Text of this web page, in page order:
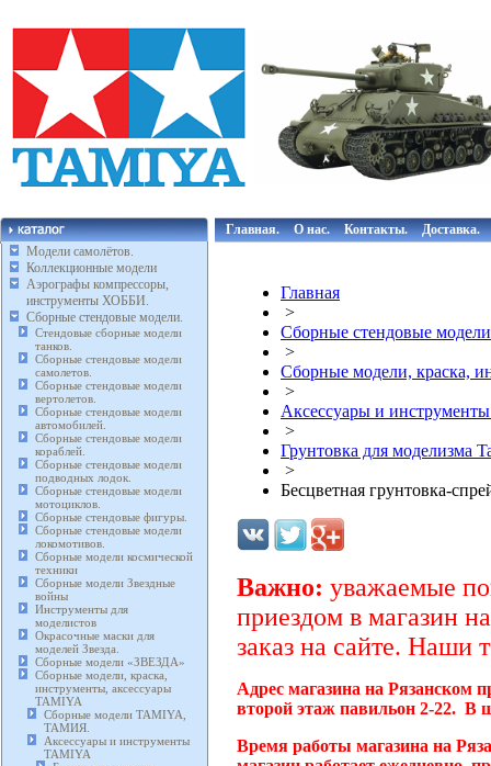
Модели самолётов.
Коллекционные модели
Аэрографы компрессоры,
инструменты ХОББИ.
Сборные стендовые модели.
Стендовые сборные модели
танков.
Сборные стендовые модели
самолетов.
Сборные стендовые модели
вертолетов.
Сборные стендовые модели
автомобилей.
Сборные стендовые модели
кораблей.
Сборные стендовые модели
подводных лодок.
Сборные стендовые модели
мотоциклов.
Сборные стендовые фигуры.
Сборные стендовые модели
локомотивов.
Сборные модели космической
техники
Сборные модели Звездные
войны
Инструменты для
моделистов
Окрасочные маски для
моделей Звезда.
Сборные модели «ЗВЕЗДА»
Сборные модели, краска,
инструменты, аксессуары
TAMIYA
Сборные модели TAMIYA,
ТАМИЯ.
Аксессуары и инструменты
TAMIYA
Главная. О нас. Контакты. Доставка.
Главная
>
Сборные стендовые
>
Сборные модели, краска,
>
Аксессуары и
>
Грунтовка для моделизма
>
Бесцветная грунтовка-
Важно: уважаемые
приездом в магазин
заказ на сайте. Наши
Адрес магазина на Рязанском
второй этаж павильон 2-22. В
Время работы магазина на